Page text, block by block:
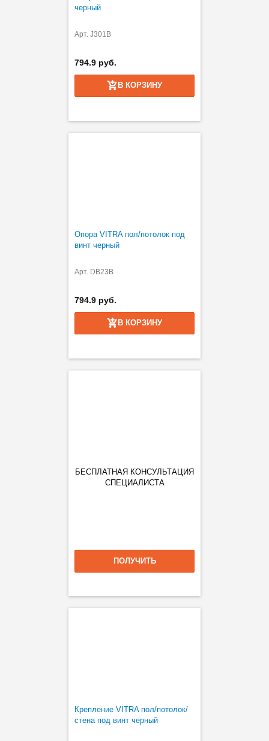
черный
Арт. J301B
794.9 руб.
В КОРЗИНУ
Опора VITRA пол/потолок под
винт черный
Арт. DB23B
794.9 руб.
В КОРЗИНУ
БЕСПЛАТНАЯ КОНСУЛЬТАЦИЯ
СПЕЦИАЛИСТА
ПОЛУЧИТЬ
Крепление VITRA пол/потолок/
стена под винт черный